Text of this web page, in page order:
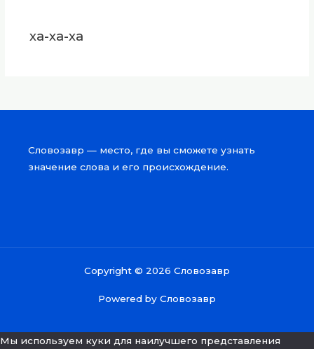
ха-ха-ха
Словозавр — место, где вы сможете узнать
значение слова и его происхождение.
Copyright © 2026 Словозавр
Powered by Словозавр
Мы используем куки для наилучшего представления